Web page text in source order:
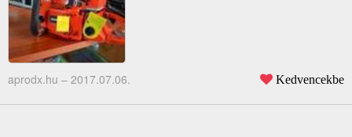
aprodx.hu – 2017.07.06. Kedvencekbe